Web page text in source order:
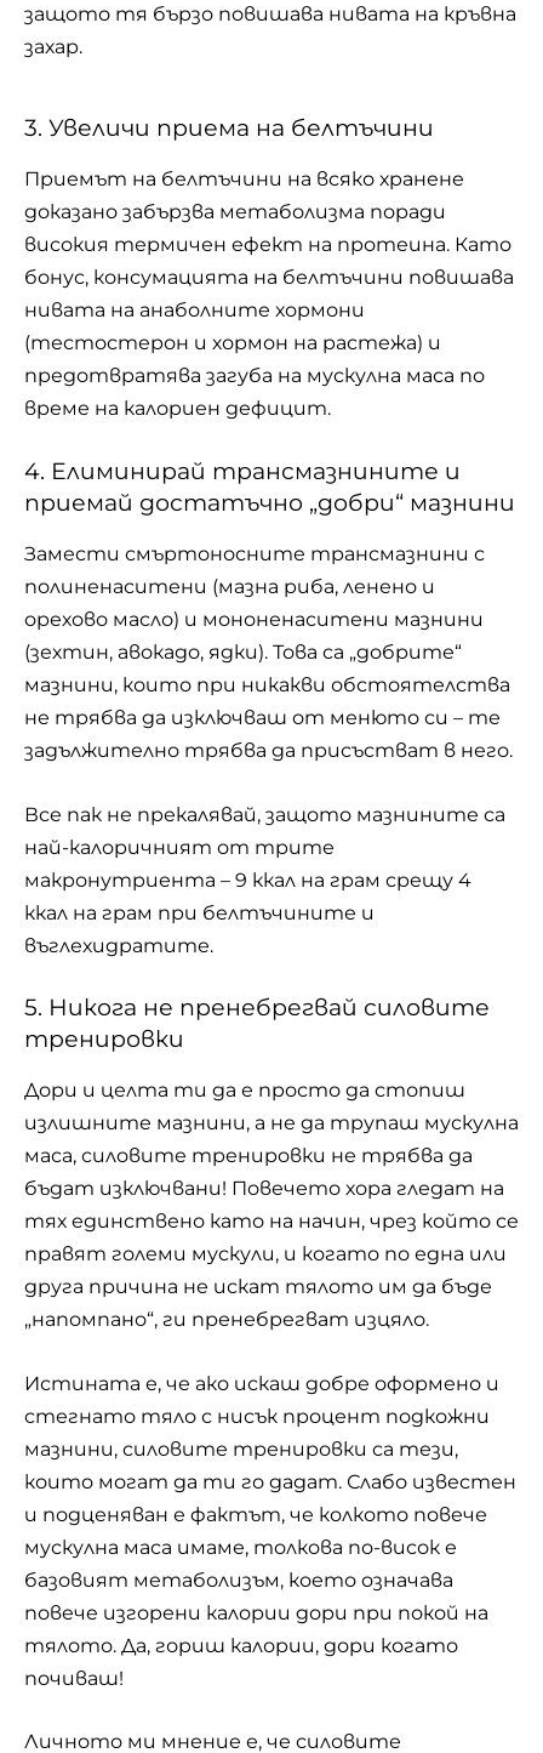
защото тя бързо повишава нивата на кръвна
захар.
3. Увеличи приема на белтъчини
Приемът на белтъчини на всяко хранене
доказано забързва метаболизма поради
високия термичен ефект на протеина. Като
бонус, консумацията на белтъчини повишава
нивата на анаболните хормони
(тестостерон и хормон на растежа) и
предотвратява загуба на мускулна маса по
време на калориен дефицит.
4. Елиминирай трансмазнините и
приемай достатъчно „добри“ мазнини
Замести смъртоносните трансмазнини с
полиненаситени (мазна риба, ленено и
орехово масло) и мононенаситени мазнини
(зехтин, авокадо, ядки). Това са „добрите“
мазнини, които при никакви обстоятелства
не трябва да изключваш от менюто си – те
задължително трябва да присъстват в него.
Все пак не прекалявай, защото мазнините са
най-калоричният от трите
макронутриента – 9 ккал на грам срещу 4
ккал на грам при белтъчините и
въглехидратите.
5. Никога не пренебрегвай силовите
тренировки
Дори и целта ти да е просто да стопиш
излишните мазнини, а не да трупаш мускулна
маса, силовите тренировки не трябва да
бъдат изключвани! Повечето хора гледат на
тях единствено като на начин, чрез който се
правят големи мускули, и когато по една или
друга причина не искат тялото им да бъде
„напомпано“, ги пренебрегват изцяло.
Истината е, че ако искаш добре оформено и
стегнато тяло с нисък процент подкожни
мазнини, силовите тренировки са тези,
които могат да ти го дадат. Слабо известен
и подценяван е фактът, че колкото повече
мускулна маса имаме, толкова по-висок е
базовият метаболизъм, което означава
повече изгорени калории дори при покой на
тялото. Да, гориш калории, дори когато
почиваш!
Личното ми мнение е, че силовите